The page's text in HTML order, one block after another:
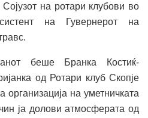
на ротари клубови во
на Гувернерот на
беше Бранка Костиќ-
од Ротари клуб Скопје
организација на уметничката
ја долови атмосферата од